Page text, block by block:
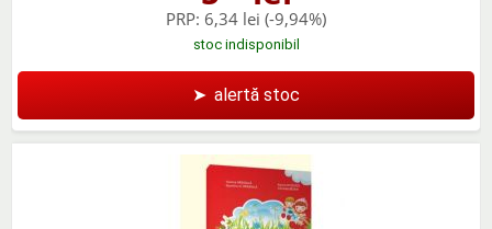
PRP: 6,34 lei (-9,94%)
stoc indisponibil
➤ alertă stoc